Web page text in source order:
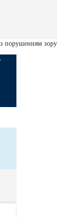
порушенням зору